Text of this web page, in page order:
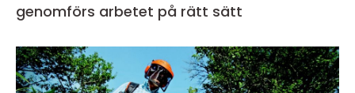
genomförs arbetet på rätt sätt